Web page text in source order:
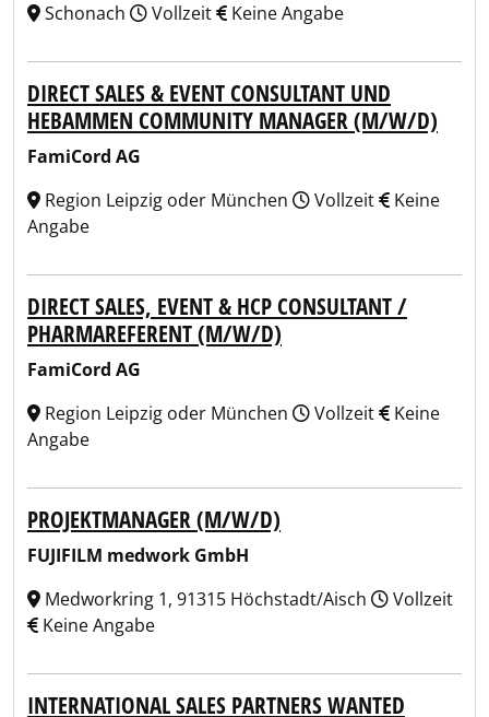
Schonach
Vollzeit Keine Angabe
DIRECT SALES & EVENT CONSULTANT UND
HEBAMMEN COMMUNITY MANAGER (M/W/D)
FamiCord AG
Region Leipzig oder München
Vollzeit
Keine
Angabe
DIRECT SALES, EVENT & HCP CONSULTANT /
PHARMAREFERENT (M/W/D)
FamiCord AG
Region Leipzig oder München
Vollzeit
Keine
Angabe
PROJEKTMANAGER (M/W/D)
FUJIFILM medwork GmbH
Medworkring 1, 91315 Höchstadt/Aisch
Vollzeit
Keine Angabe
INTERNATIONAL SALES PARTNERS WANTED